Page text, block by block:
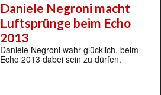
Daniele Negroni macht
Luftsprünge beim Echo
2013
Daniele Negroni wahr glücklich, beim
Echo 2013 dabei sein zu dürfen.